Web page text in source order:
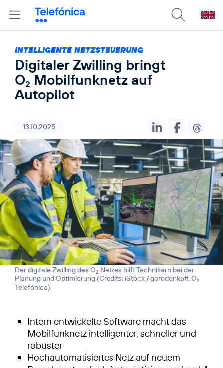
INTELLIGENTE NETZSTEUERUNG
Digitaler Zwilling bringt
O2 Mobilfunknetz auf
Autopilot
13.10.2025
Der digitale Zwilling des O2 Netzes hilft Technikern bei der
Planung und Optimierung (Credits: iStock / gorodenkoff, O2
Telefónica)
Intern entwickelte Software macht das
Mobilfunknetz intelligenter, schneller und
robuster
Hochautomatisiertes Netz auf neuem